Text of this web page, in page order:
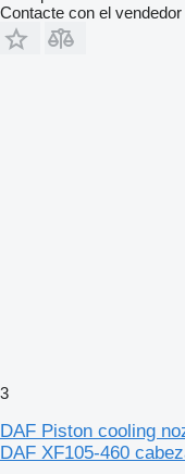
Contacte con el vendedor
3
DAF Piston cooling
DAF XF105-460